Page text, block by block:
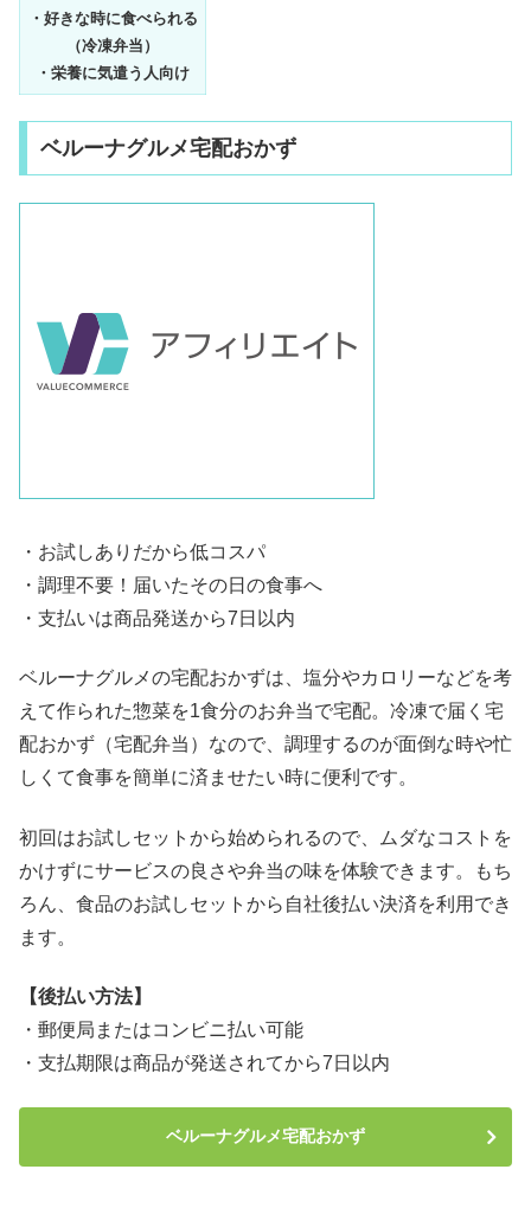
・好きな時に食べられる
（冷凍弁当）
・栄養に気遣う人向け
ベルーナグルメ宅配おかず
・お試しありだから低コスパ
・調理不要！届いたその日の食事へ
・支払いは商品発送から7日以内
ベルーナグルメの宅配おかずは、塩分やカロリーなどを考
えて作られた惣菜を1食分のお弁当で宅配。冷凍で届く宅
配おかず（宅配弁当）なので、調理するのが面倒な時や忙
しくて食事を簡単に済ませたい時に便利です。
初回はお試しセットから始められるので、ムダなコストを
かけずにサービスの良さや弁当の味を体験できます。もち
ろん、食品のお試しセットから自社後払い決済を利用でき
ます。
【後払い方法】
・郵便局またはコンビニ払い可能
・支払期限は商品が発送されてから7日以内
ベルーナグルメ宅配おかず